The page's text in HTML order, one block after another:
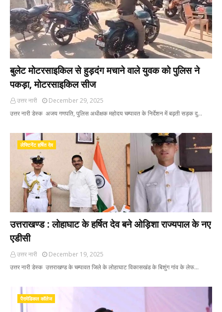
बुलेट मोटरसाइकिल से हुड़दंग मचाने वाले युवक को पुलिस ने
पकड़ा, मोटरसाइकिल सीज
उत्तर नारी
December 29, 2025
उत्तर नारी डेस्क अजय गणपति, पुलिस अधीक्षक महोदय चम्पावत के निर्देशन में बढ़ती सड़क दु…
लेफ्टिनेंट हर्षित देव
उत्तराखण्ड : लोहाघाट के हर्षित देव बने ओड़िशा राज्यपाल के नए
एडीसी
उत्तर नारी
December 19, 2025
उत्तर नारी डेस्क उत्तराखण्ड के चम्पावत जिले के लोहाघाट विकासखंड के बिशुंग गांव के लेफ…
पैरामेडिकल कॉलेज